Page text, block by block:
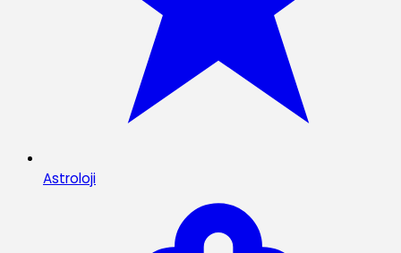
Astroloji